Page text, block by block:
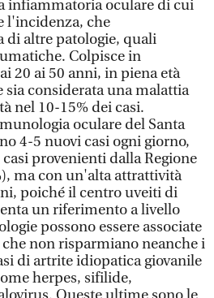
infiammatoria oculare di cui
l'incidenza, che
di altre patologie, quali
Colpisce in
20 ai 50 anni, in piena età
sia considerata una malattia
nel 10-15% dei casi.
oculare del Santa
4-5 nuovi casi ogni giorno,
provenienti dalla Regione
ma con un'alta attrattività
poiché il centro uveiti di
un riferimento a livello
possono essere associate
non risparmiano neanche i
di artrite idiopatica giovanile
herpes, sifilide,